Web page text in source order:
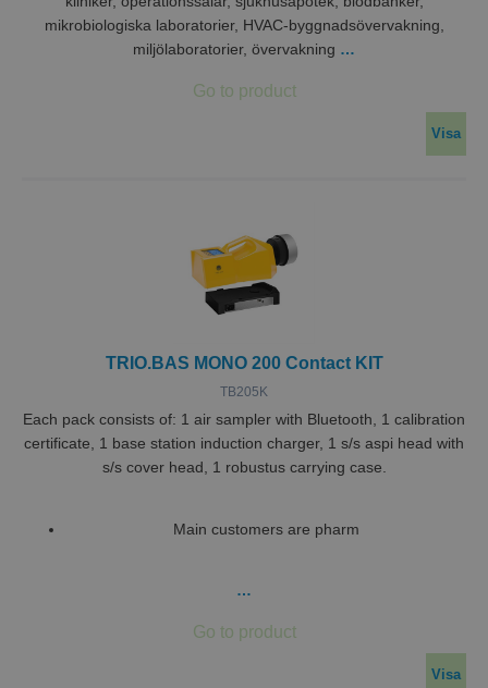
mikrobiologiska laboratorier, HVAC-byggnadsövervakning,
miljölaboratorier, övervakning …
Visa
TRIO.BAS MONO 200 Contact KIT
TB205K
Each pack consists of: 1 air sampler with Bluetooth, 1 calibration
certificate, 1 base station induction charger, 1 s/s aspi head with
s/s cover head, 1 robustus carrying case.
Main customers are pharm
…
Visa